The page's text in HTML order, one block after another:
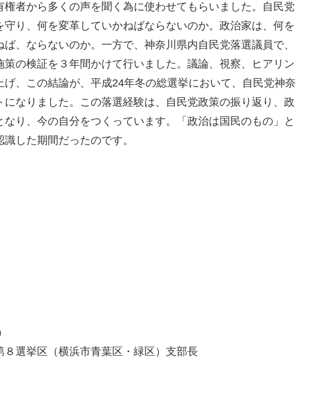
者から多くの声を聞く為に使わせてもらいました。自民党
り、何を変革していかねばならないのか。政治家は、何を
、ならないのか。一方で、神奈川県内自民党落選議員で、
の検証を３年間かけて行いました。議論、視察、ヒアリン
、この結論が、平成24年冬の総選挙において、自民党神奈
になりました。この落選経験は、自民党政策の振り返り、政
り、今の自分をつくっています。「政治は国民のもの」と
した期間だったのです。
選挙区（横浜市青葉区・緑区）支部長